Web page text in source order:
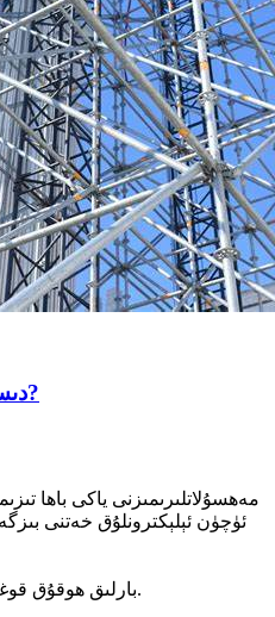
دىسكا تىپىدىكى زاپچاسلار نېمە?
مەھسۇلاتلىرىمىزنى ياكى باھا
© Copyright - 2010-2024: بارلىق ھوقۇق قوغدىلىدۇ.